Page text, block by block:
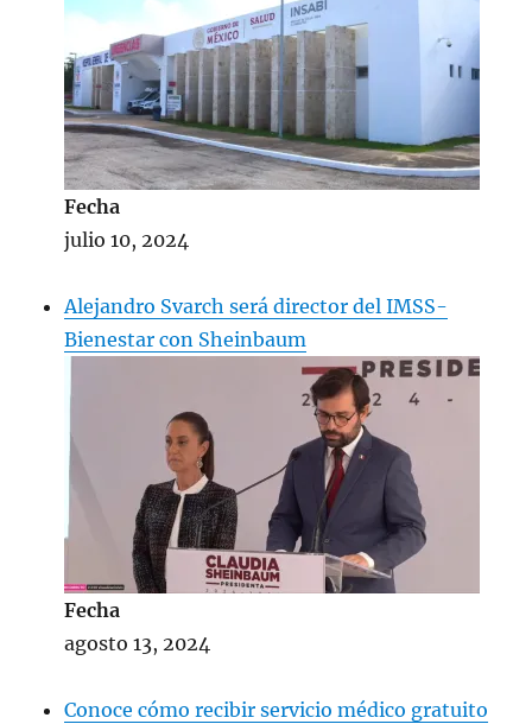
Fecha
julio 10, 2024
Alejandro Svarch será director del IMSS-
Bienestar con Sheinbaum
Fecha
agosto 13, 2024
Conoce cómo recibir servicio médico gratuito